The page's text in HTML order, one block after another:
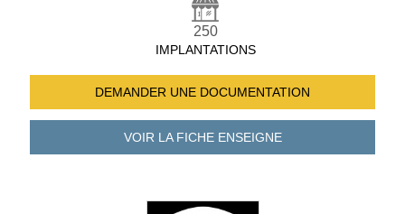
250
IMPLANTATIONS
DEMANDER UNE DOCUMENTATION
VOIR LA FICHEENSEIGNE